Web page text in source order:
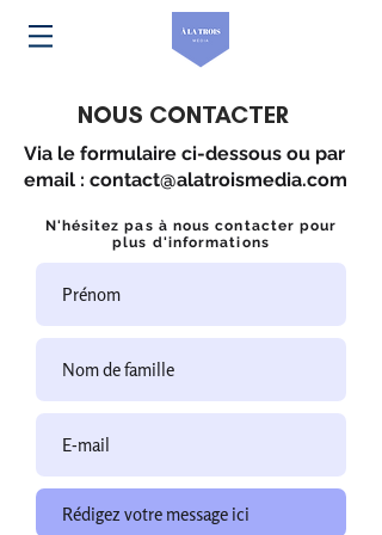
NOUS CONTACTER
Via le formulaire ci-dessous ou par
email : contact@alatroismedia.com
N'hésitez pas à nous contacter pour
plus d'informations